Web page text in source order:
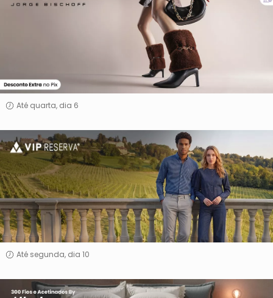
Bischoff
Até quarta, dia 6
Vip
Reserva
Até segunda, dia 10
300